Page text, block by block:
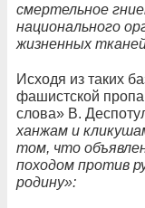
смертельное
национального
жизненных
Исходя из таких
фашистской
слова» В.
ханжам и
том, что
походом против
родину»: